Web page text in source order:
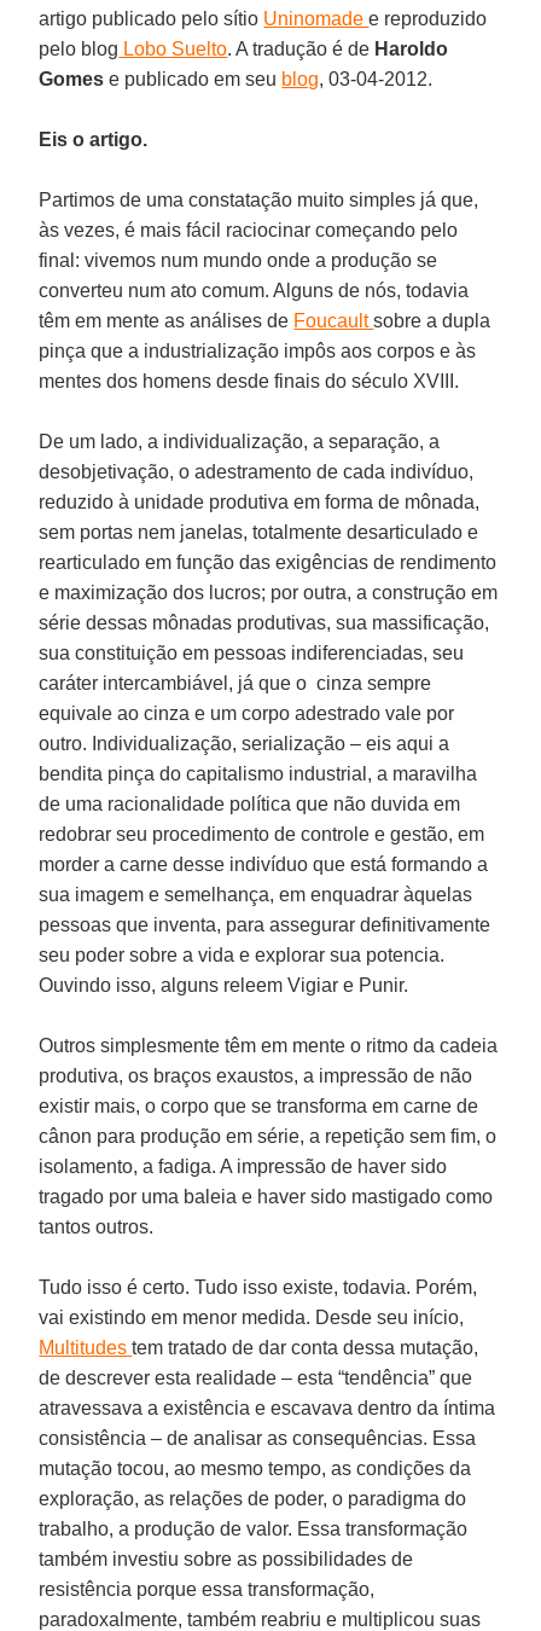
artigo publicado pelo sítio Uninomadee reproduzido
pelo blog Lobo Suelto. A tradução é de Haroldo
Gomes e publicado em seu blog, 03-04-2012.
Eis o artigo.
Partimos de uma constatação muito simples já que,
às vezes, é mais fácil raciocinar começando pelo
final: vivemos num mundo onde a produção se
converteu num ato comum. Alguns de nós, todavia
têm em mente as análises de Foucaultsobre a dupla
pinça que a industrialização impôs aos corpos e às
mentes dos homens desde finais do século XVIII.
De um lado, a individualização, a separação, a
desobjetivação, o adestramento de cada indivíduo,
reduzido à unidade produtiva em forma de mônada,
sem portas nem janelas, totalmente desarticulado e
rearticulado em função das exigências de rendimento
e maximização dos lucros; por outra, a construção em
série dessas mônadas produtivas, sua massificação,
sua constituição em pessoas indiferenciadas, seu
caráter intercambiável, já que o cinza sempre
equivale ao cinza e um corpo adestrado vale por
outro. Individualização, serialização – eis aqui a
bendita pinça do capitalismo industrial, a maravilha
de uma racionalidade política que não duvida em
redobrar seu procedimento de controle e gestão, em
morder a carne desse indivíduo que está formando a
sua imagem e semelhança, em enquadrar àquelas
pessoas que inventa, para assegurar definitivamente
seu poder sobre a vida e explorar sua potencia.
Ouvindo isso, alguns releem Vigiar e Punir.
Outros simplesmente têm em mente o ritmo da cadeia
produtiva, os braços exaustos, a impressão de não
existir mais, o corpo que se transforma em carne de
cânon para produção em série, a repetição sem fim, o
isolamento, a fadiga. A impressão de haver sido
tragado por uma baleia e haver sido mastigado como
tantos outros.
Tudo isso é certo. Tudo isso existe, todavia. Porém,
vai existindo em menor medida. Desde seu início,
Multitudestem tratado de dar conta dessa mutação,
de descrever esta realidade – esta “tendência” que
atravessava a existência e escavava dentro da íntima
consistência – de analisar as consequências. Essa
mutação tocou, ao mesmo tempo, as condições da
exploração, as relações de poder, o paradigma do
trabalho, a produção de valor. Essa transformação
também investiu sobre as possibilidades de
resistência porque essa transformação,
paradoxalmente, também reabriu e multiplicou suas